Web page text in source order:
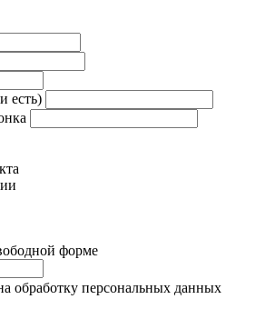
есть)
форме
обработку персональных данных